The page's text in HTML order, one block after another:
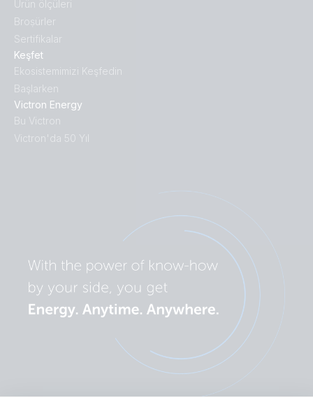
Keşfet
Ekosistemimizi Keşfedin
Başlarken
Victron Energy
Bu Victron
Victron'da 50 Yıl
Ürün ölçüleri
Broṣürler
Sertifikalar